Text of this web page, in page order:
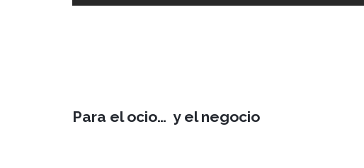
Para el ocio… y el negocio